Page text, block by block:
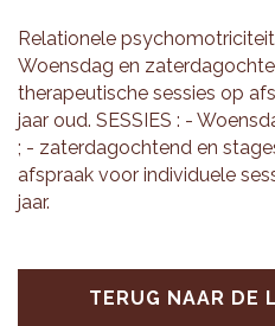
Re­la­ti­o­ne­le
Woens­dag en
the­ra­peu­ti­sche ses­sies op
jaar oud. SES­SIES : -
; - za­ter­dag­och­tend en
af­spraak voor in­di­vi­du­e­le
jaar.
TERUG NAAR DE